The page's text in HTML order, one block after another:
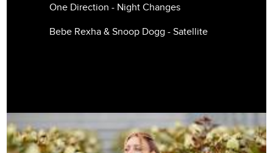
One Direction - Night Changes
Bebe Rexha & Snoop Dogg - Satellite